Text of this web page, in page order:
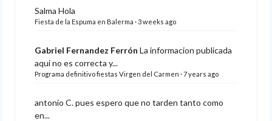
Salma Hola
Fiesta de la Espuma en Balerma ·3 weeks ago
Gabriel Fernandez Ferrón La informacion publicada
aqui no es correcta y...
Programa definitivo fiestas Virgen del Carmen ·7 years ago
antonio C.pues espero que no tarden tanto como
en...